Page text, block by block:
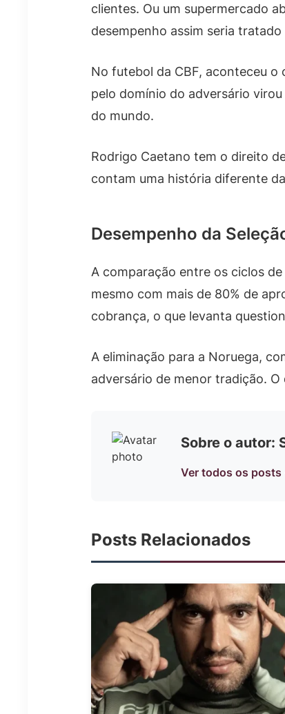
clientes. Ou um supermercado
desempenho assim seria
No futebol da CBF, aconteceu
pelo domínio do adversário
do mundo.
Rodrigo Caetano tem o direito
contam uma história diferente
Desempenho da
A comparação entre os ciclos
mesmo com mais de 80% de
cobrança, o que levanta
A eliminação para a Noruega,
adversário de menor tradição.
Sobre o autor:
Ver todos os
Posts Relacionados